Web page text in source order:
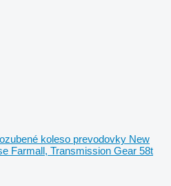
ozubené koleso prevodovky New
Farmall, Transmission Gear 58t